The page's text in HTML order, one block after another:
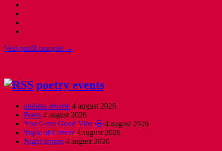
Vezi profil complet →
poetry events
endless reverie 4 august 2026
Poets 4 august 2026
You Gotta Good Vibe 🤩 4 august 2026
Topic of Cancer 4 august 2026
Night terrors 4 august 2026